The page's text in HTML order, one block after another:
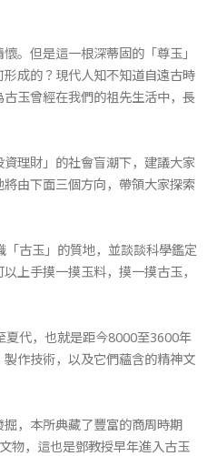
。但是這一根深蒂固的「尊玉」
成的？現代人知不知道自遠古時
玉曾經在我們的祖先生活中，長
理財」的社會盲潮下，建議大家
將由下面三個方向，帶領大家探索
古玉」的質地，並談談科學鑑定
上手摸一摸玉料，摸一摸古玉，
夏代，也就是距今8000至3600年
作技術，以及它們蘊含的精神文
，本所典藏了豐富的商周時期
物，這也是鄧教授早年進入古玉